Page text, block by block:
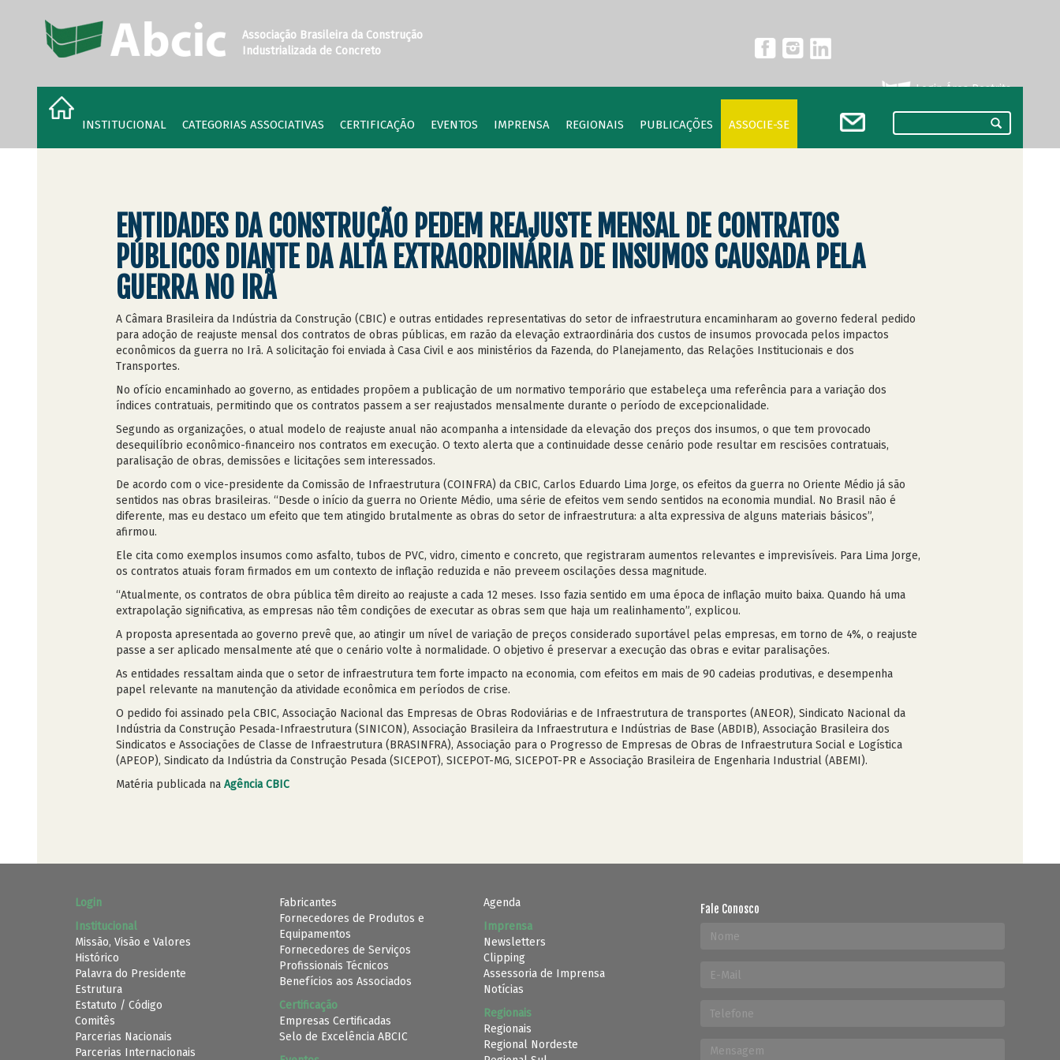
Associação Brasileira da Construção
Industrializada de Concreto
Login Área Restrita
INSTITUCIONAL CATEGORIAS ASSOCIATIVAS CERTIFICAÇÃO EVENTOS IMPRENSA REGIONAIS PUBLICAÇÕES ASSOCIE-SE
ENTIDADES DA CONSTRUÇÃO PEDEM REAJUSTE MENSAL DE CONTRATOS
PÚBLICOS DIANTE DA ALTA EXTRAORDINÁRIA DE INSUMOS CAUSADA PELA
GUERRA NO IRÃ
A Câmara Brasileira da Indústria da Construção (CBIC) e outras entidades representativas do setor de infraestrutura encaminharam ao governo federal pedido
para adoção de reajuste mensal dos contratos de obras públicas, em razão da elevação extraordinária dos custos de insumos provocada pelos impactos
econômicos da guerra no Irã. A solicitação foi enviada à Casa Civil e aos ministérios da Fazenda, do Planejamento, das Relações Institucionais e dos
Transportes.
No ofício encaminhado ao governo, as entidades propõem a publicação de um normativo temporário que estabeleça uma referência para a variação dos
índices contratuais, permitindo que os contratos passem a ser reajustados mensalmente durante o período de excepcionalidade.
Segundo as organizações, o atual modelo de reajuste anual não acompanha a intensidade da elevação dos preços dos insumos, o que tem provocado
desequilíbrio econômico-financeiro nos contratos em execução. O texto alerta que a continuidade desse cenário pode resultar em rescisões contratuais,
paralisação de obras, demissões e licitações sem interessados.
De acordo com o vice-presidente da Comissão de Infraestrutura (COINFRA) da CBIC, Carlos Eduardo Lima Jorge, os efeitos da guerra no Oriente Médio já são
sentidos nas obras brasileiras. “Desde o início da guerra no Oriente Médio, uma série de efeitos vem sendo sentidos na economia mundial. No Brasil não é
diferente, mas eu destaco um efeito que tem atingido brutalmente as obras do setor de infraestrutura: a alta expressiva de alguns materiais básicos”,
afirmou.
Ele cita como exemplos insumos como asfalto, tubos de PVC, vidro, cimento e concreto, que registraram aumentos relevantes e imprevisíveis. Para Lima Jorge,
os contratos atuais foram firmados em um contexto de inflação reduzida e não preveem oscilações dessa magnitude.
“Atualmente, os contratos de obra pública têm direito ao reajuste a cada 12 meses. Isso fazia sentido em uma época de inflação muito baixa. Quando há uma
extrapolação significativa, as empresas não têm condições de executar as obras sem que haja um realinhamento”, explicou.
A proposta apresentada ao governo prevê que, ao atingir um nível de variação de preços considerado suportável pelas empresas, em torno de 4%, o reajuste
passe a ser aplicado mensalmente até que o cenário volte à normalidade. O objetivo é preservar a execução das obras e evitar paralisações.
As entidades ressaltam ainda que o setor de infraestrutura tem forte impacto na economia, com efeitos em mais de 90 cadeias produtivas, e desempenha
papel relevante na manutenção da atividade econômica em períodos de crise.
O pedido foi assinado pela CBIC, Associação Nacional das Empresas de Obras Rodoviárias e de Infraestrutura de transportes (ANEOR), Sindicato Nacional da
Indústria da Construção Pesada-Infraestrutura (SINICON), Associação Brasileira da Infraestrutura e Indústrias de Base (ABDIB), Associação Brasileira dos
Sindicatos e Associações de Classe de Infraestrutura (BRASINFRA), Associação para o Progresso de Empresas de Obras de Infraestrutura Social e Logística
(APEOP), Sindicato da Indústria da Construção Pesada (SICEPOT), SICEPOT-MG, SICEPOT-PR e Associação Brasileira de Engenharia Industrial (ABEMI).
Matéria publicada na Agência CBIC
Login
Institucional
Missão, Visão e Valores
Histórico
Palavra do Presidente
Estrutura
Estatuto / Código
Comitês
Parcerias Nacionais
Parcerias Internacionais
Fabricantes
Fornecedores de Produtos e
Equipamentos
Fornecedores de Serviços
Profissionais Técnicos
Benefícios aos Associados
Certificação
Empresas Certificadas
Selo de Excelência ABCIC
Agenda
Imprensa
Newsletters
Clipping
Assessoria de Imprensa
Notícias
Regionais
Regionais
Regional Nordeste
Fale Conosco